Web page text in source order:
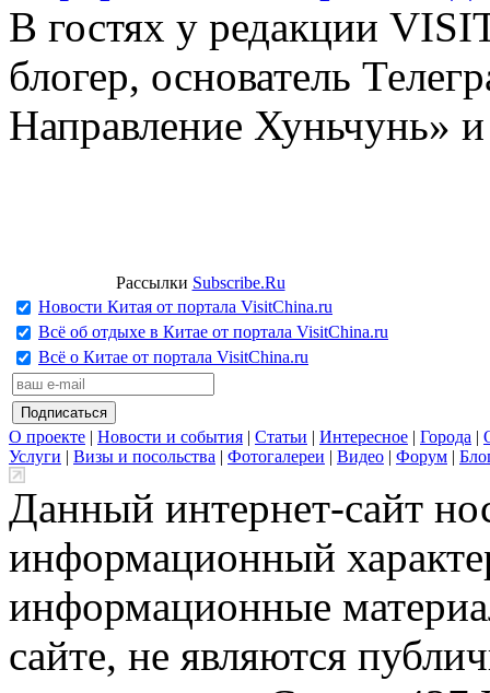
В гостях у редакции
блогер, основатель
Направление Хуньчунь»
Рассылки Subscribe.Ru
Новости Китая от портала VisitChina.ru
Всё об отдыхе в Китае от портала VisitChina.ru
Всё о Китае от портала VisitChina.ru
О проекте | Новости и события | Статьи | Интересное | Города |
Услуги | Визы и посольства | Фотогалереи | Видео | Форум |
Данный интернет-сайт
информационный
информационные
сайте, не являются